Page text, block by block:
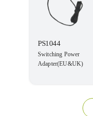
PS1044
Switching Power
Adapter(EU&UK)